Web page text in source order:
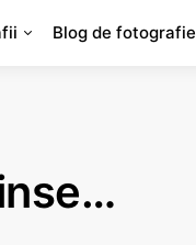
Blog de fotografie